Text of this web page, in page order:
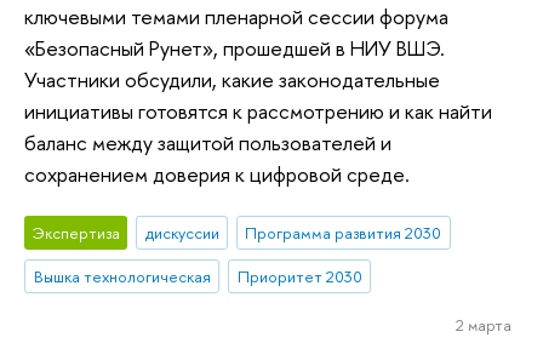
ключевыми темами пленарной сессии форума
«Безопасный Рунет», прошедшей в НИУ ВШЭ.
Участники обсудили, какие законодательные
инициативы готовятся к рассмотрению и как найти
баланс между защитой пользователей и
сохранением доверия к цифровой среде.
Экспертиза дискуссии
Программа развития 2030
Вышка технологическая
Приоритет 2030
2 марта